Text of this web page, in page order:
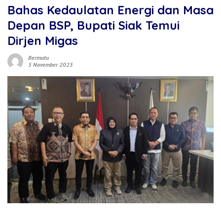
Bahas Kedaulatan Energi dan Masa
Depan BSP, Bupati Siak Temui
Dirjen Migas
Bermutu
5 November 2025